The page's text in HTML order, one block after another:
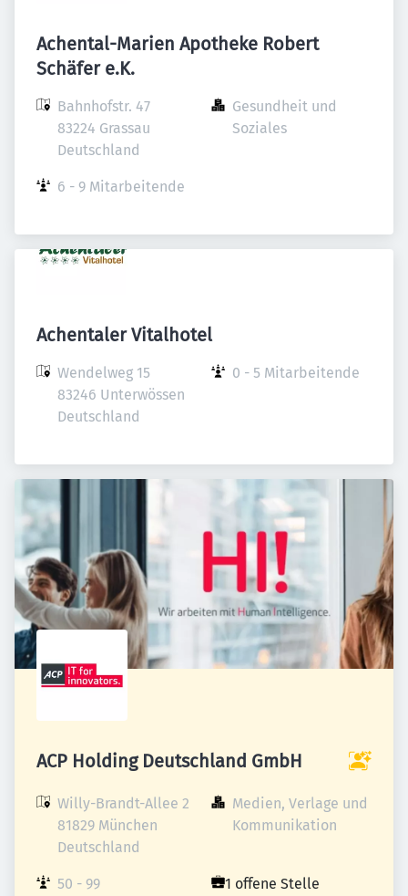
Achental-Marien Apotheke Robert
Schäfer e.K.
Bahnhofstr. 47
83224 Grassau
Deutschland
Gesundheit und
Soziales
6 - 9 Mitarbeitende
Achentaler Vitalhotel
Wendelweg 15
83246 Unterwössen
Deutschland
0 - 5 Mitarbeitende
ACP Holding Deutschland GmbH
Willy-Brandt-Allee 2
81829 München
Deutschland
Medien, Verlage und
Kommunikation
50 - 99
1 offene Stelle